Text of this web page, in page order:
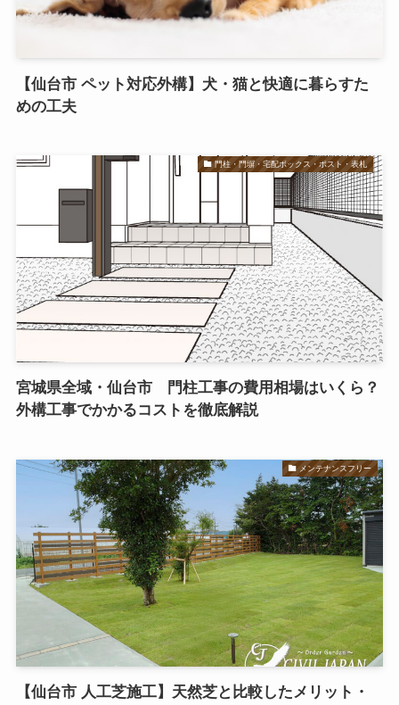
【仙台市 ペット対応外構】犬・猫と快適に暮らすた
めの工夫
門柱・門塀・宅配ボックス・ポスト・表札
宮城県全域・仙台市 門柱工事の費用相場はいくら？
外構工事でかかるコストを徹底解説
メンテナンスフリー
【仙台市 人工芝施工】天然芝と比較したメリット・